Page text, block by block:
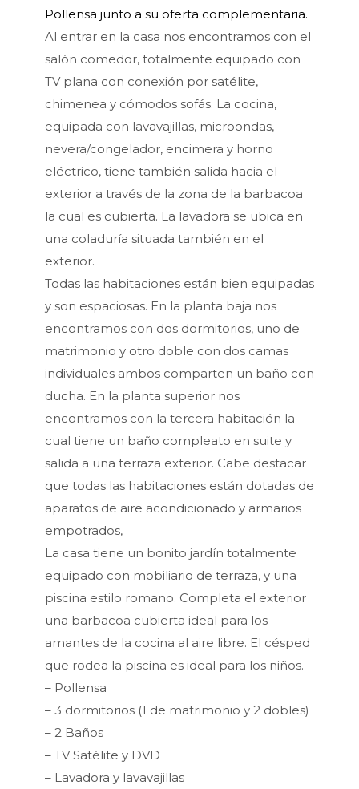
Pollensa junto a su oferta complementaria.
Al entrar en la casa nos encontramos con el
salón comedor, totalmente equipado con
TV plana con conexión por satélite,
chimenea y cómodos sofás. La cocina,
equipada con lavavajillas, microondas,
nevera/congelador, encimera y horno
eléctrico, tiene también salida hacia el
exterior a través de la zona de la barbacoa
la cual es cubierta. La lavadora se ubica en
una coladuría situada también en el
exterior.
Todas las habitaciones están bien equipadas
y son espaciosas. En la planta baja nos
encontramos con dos dormitorios, uno de
matrimonio y otro doble con dos camas
individuales ambos comparten un baño con
ducha. En la planta superior nos
encontramos con la tercera habitación la
cual tiene un baño compleato en suite y
salida a una terraza exterior. Cabe destacar
que todas las habitaciones están dotadas de
aparatos de aire acondicionado y armarios
empotrados,
La casa tiene un bonito jardín totalmente
equipado con mobiliario de terraza, y una
piscina estilo romano. Completa el exterior
una barbacoa cubierta ideal para los
amantes de la cocina al aire libre. El césped
que rodea la piscina es ideal para los niños.
– Pollensa
– 3 dormitorios (1 de matrimonio y 2 dobles)
– 2 Baños
– TV Satélite y DVD
– Lavadora y lavavajillas